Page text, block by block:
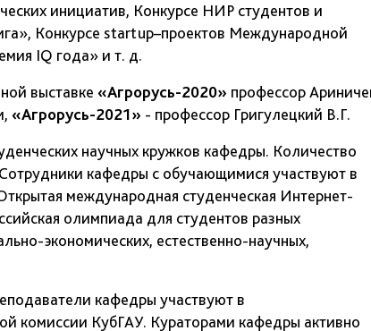
инициатив, Конкурсе НИР студентов и
Конкурсе startup–проектов Международной
IQ года» и т. д.
выставке «Агрорусь-2020» профессор
«Агрорусь-2021» - профессор Григулецкий В.Г.
научных кружков кафедры. Количество
кафедры с обучающимися участвуют в
международная студенческая Интернет-
олимпиада для студентов разных
экономических, естественно-научных,
кафедры участвуют в
комиссии КубГАУ. Кураторами кафедры активно